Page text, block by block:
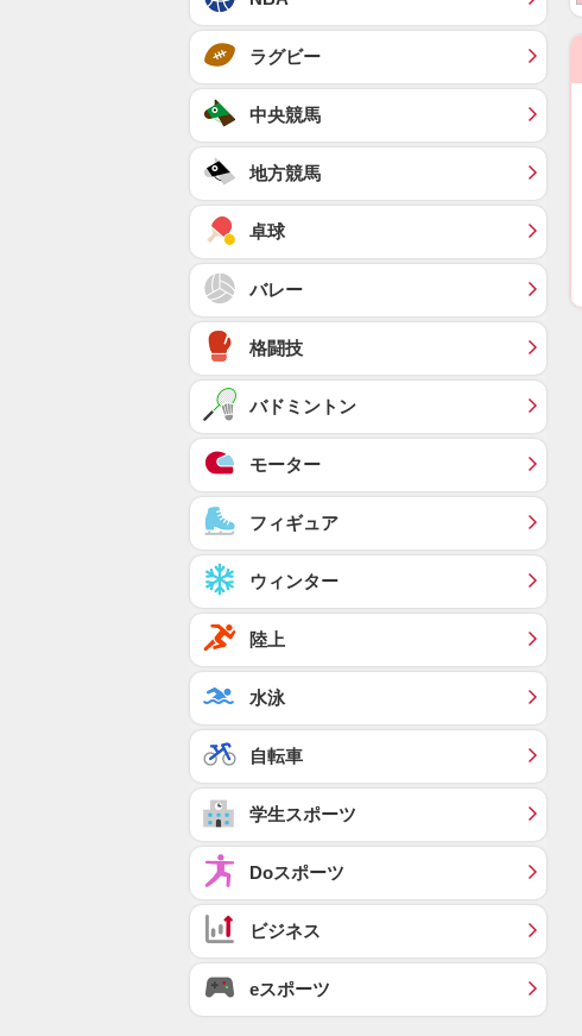
ラグビー
中央競馬
地方競馬
卓球
バレー
格闘技
バドミントン
モーター
フィギュア
ウィンター
陸上
水泳
自転車
学生スポーツ
Doスポーツ
ビジネス
eスポーツ